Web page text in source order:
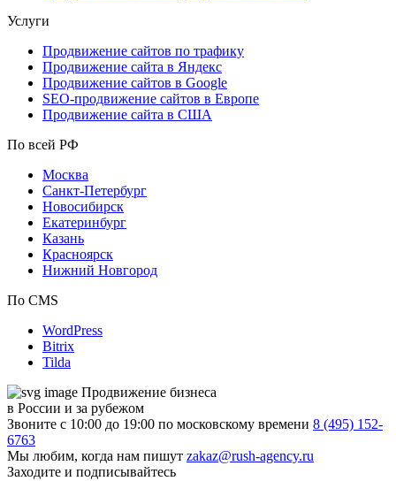
Услуги
Продвижение сайтов по трафику
Продвижение сайта в Яндекс
Продвижение сайтов в Google
SEO-продвижение сайтов в Европе
Продвижение сайта в США
По всей РФ
Москва
Санкт-Петербург
Новосибирск
Екатеринбург
Казань
Красноярск
Нижний Новгород
По CMS
WordPress
Bitrix
Tilda
Продвижение бизнеса
в России и за рубежом
Звоните с 10:00 до 19:00 по московскому времени 8 (495) 152-
6763
Мы любим, когда нам пишут zakaz@rush-agency.ru
Заходите и подписывайтесь